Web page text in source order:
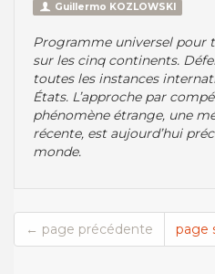
Guillermo KOZLOWSKI
Programme universel pour
sur les cinq continents.
toutes les instances
États. L’approche par
phénomène étrange, une
récente, est aujourd’hui
monde.
← page précédente page